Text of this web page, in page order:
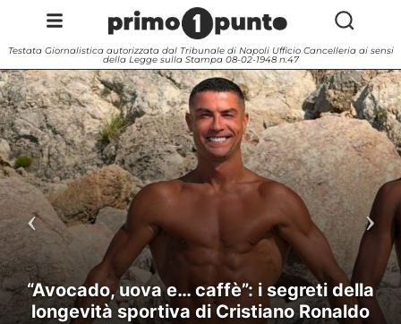
Testata Giornalistica autorizzata dal Tribunale di Napoli Ufficio Cancelleria ai sensi
della Legge sulla Stampa 08-02-1948 n.47
“Avocado, uova e… caffè”: i segreti della
longevità sportiva di Cristiano Ronaldo